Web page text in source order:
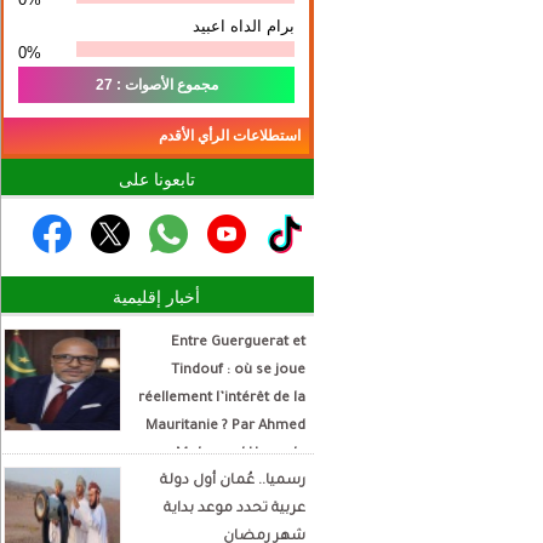
برام الداه اعبيد
0%
مجموع الأصوات : 27
استطلاعات الرأي الأقدم
تابعونا على
أخبار إقليمية
Entre Guerguerat et
Tindouf : où se joue
réellement l’intérêt de la
Mauritanie ? Par Ahmed
Mohamed Hamada
Écrivain et analyste
politique
رسميا.. عُمان أول دولة
عربية تحدد موعد بداية
شهر رمضان